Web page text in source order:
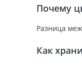
Почему
Разница
Как